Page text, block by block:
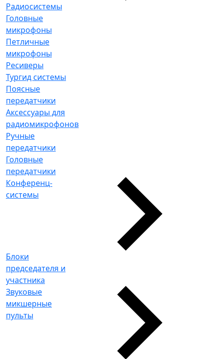
Радиосистемы
Головные
микрофоны
Петличные
микрофоны
Ресиверы
Тургид системы
Поясные
передатчики
Аксессуары для
радиомикрофонов
Ручные
передатчики
Головные
передатчики
Конференц-
системы
Блоки
председателя и
участника
Звуковые
микшерные
пульты